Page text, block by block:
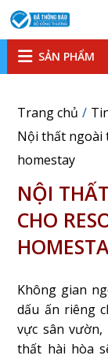
SẢN PHẨM
Trang chủ
Nội thất ngoài
homestay
NỘI
CHO
Không gian
dấu ấn riêng
vực sân
thất hài hòa